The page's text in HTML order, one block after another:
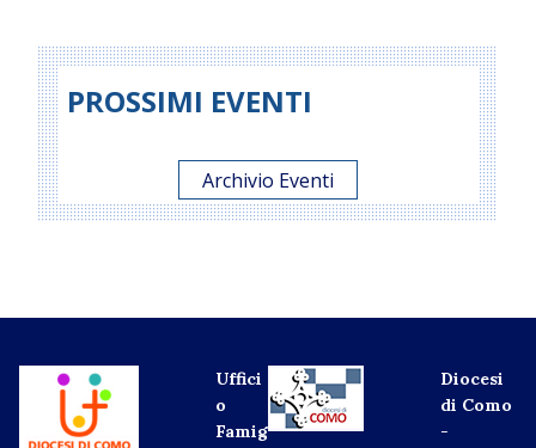
PROSSIMI EVENTI
Archivio Eventi
Uffici
o
Famig
Diocesi
di Como
-